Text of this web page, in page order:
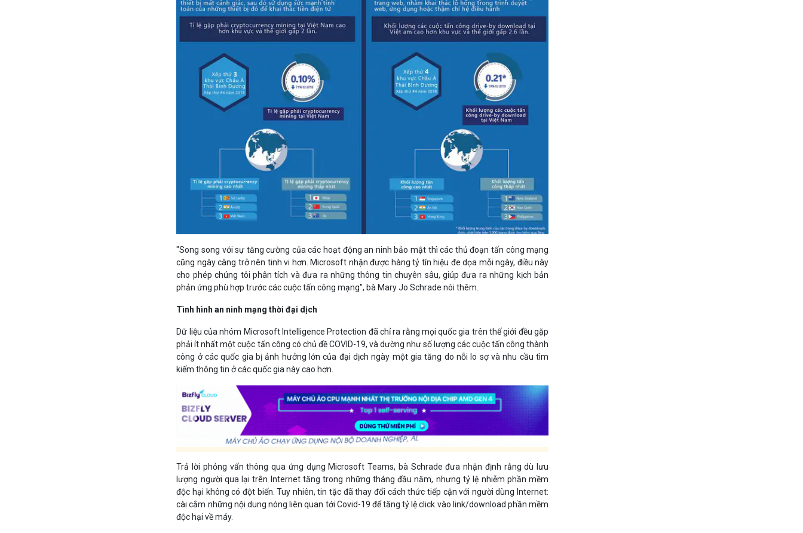
"Song song với sự tăng cường của các hoạt động an ninh bảo mật thì các thủ đoạn tấn công mạng
cũng ngày càng trở nên tinh vi hơn. Microsoft nhận được hàng tỷ tín hiệu đe dọa mỗi ngày, điều này
cho phép chúng tôi phân tích và đưa ra những thông tin chuyên sâu, giúp đưa ra những kịch bản
phản ứng phù hợp trước các cuộc tấn công mạng", bà Mary Jo Schrade nói thêm.
Tình hình an ninh mạng thời đại dịch
Dữ liệu của nhóm Microsoft Intelligence Protection đã chỉ ra rằng mọi quốc gia trên thế giới đều gặp
phải ít nhất một cuộc tấn công có chủ đề COVID-19, và dường như số lượng các cuộc tấn công thành
công ở các quốc gia bị ảnh hưởng lớn của đại dịch ngày một gia tăng do nỗi lo sợ và nhu cầu tìm
kiếm thông tin ở các quốc gia này cao hơn.
Trả lời phỏng vấn thông qua ứng dụng Microsoft Teams, bà Schrade đưa nhận định rằng dù lưu
lượng người qua lại trên Internet tăng trong những tháng đầu năm, nhưng tỷ lệ nhiễm phần mềm
độc hại không có đột biến. Tuy nhiên, tin tặc đã thay đổi cách thức tiếp cận với người dùng Internet:
cài cắm những nội dung nóng liên quan tới Covid-19 để tăng tỷ lệ click vào link/download phần mềm
độc hại về máy.